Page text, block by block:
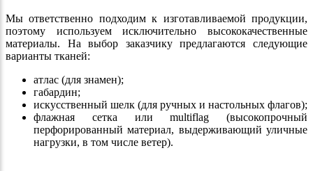
Мы ответственно подходим к изготавливаемой продукции,
поэтому используем исключительно высококачественные
материалы. На выбор заказчику предлагаются следующие
варианты тканей:
атлас (для знамен);
габардин;
искусственный шелк (для ручных и настольных флагов);
флажная сетка или multiflag (высокопрочный
перфорированный материал, выдерживающий уличные
нагрузки, в том числе ветер).